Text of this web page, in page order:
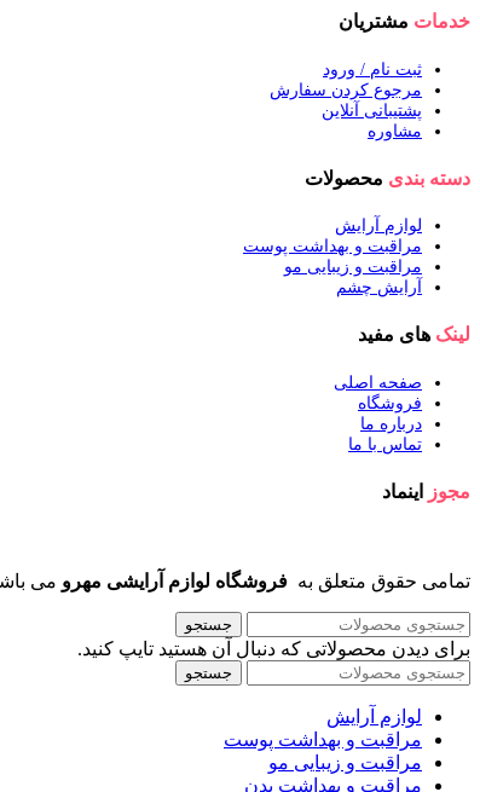
خدمات مشتریان
ثبت نام / ورود
مرجوع کردن سفارش
پشتیبانی آنلاین
مشاوره
دسته بندی محصولات
لوازم آرایش
مراقبت و بهداشت پوست
مراقبت و زیبایی مو
آرایش چشم
لینک های مفید
صفحه اصلی
فروشگاه
درباره ما
تماس با ما
مجوز اینماد
تمامی حقوق متعلق به فروشگاه لوازم آرایشی مهرو می
جستجو
برای دیدن محصولاتی که دنبال آن هستید تایپ کنید.
جستجو
لوازم آرایش
مراقبت و بهداشت پوست
مراقبت و زیبایی مو
مراقبت و بهداشت بدن